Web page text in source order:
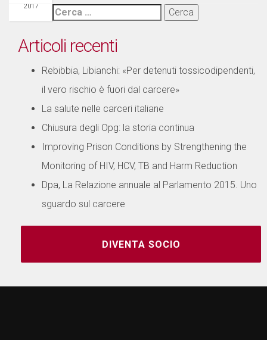
2017
Ricerca
per:
Articoli recenti
Rebibbia, Libianchi: «Per detenuti tossicodipendenti,
il vero rischio è fuori dal carcere»
La salute nelle carceri italiane
Chiusura degli Opg: la storia continua
Improving Prison Conditions by Strengthening the
Monitoring of HIV, HCV, TB and Harm Reduction
Dpa, La Relazione annuale al Parlamento 2015. Uno
sguardo sul carcere
DIVENTA SOCIO